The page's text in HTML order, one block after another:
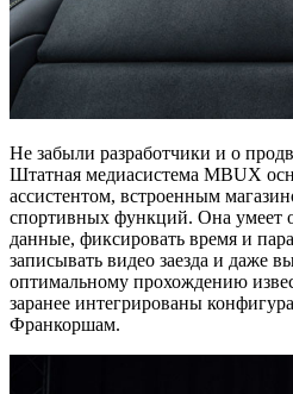
Не забыли разработчики и о
Штатная медиасистема MBUX
ассистентом, встроенным
спортивных функций. Она умеет
данные, фиксировать время и
записывать видео заезда и даже
оптимальному прохождению
заранее интегрированы
Франкоршам.